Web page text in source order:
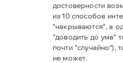
достоверности
из 10 способов
"накрываются", а
"доводить до ума"
почти "случайно"),
не может.